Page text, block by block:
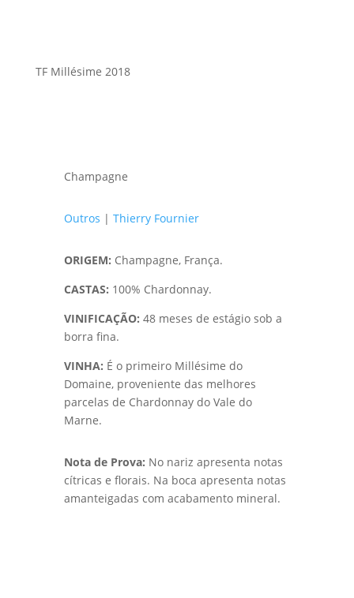
TF Millésime 2018
Champagne
Outros | Thierry Fournier
ORIGEM: Champagne, França.
CASTAS: 100% Chardonnay.
VINIFICAÇÃO: 48 meses de estágio sob a
borra fina.
VINHA: É o primeiro Millésime do
Domaine, proveniente das melhores
parcelas de Chardonnay do Vale do
Marne.
Nota de Prova: No nariz apresenta notas
cítricas e florais. Na boca apresenta notas
amanteigadas com acabamento mineral.